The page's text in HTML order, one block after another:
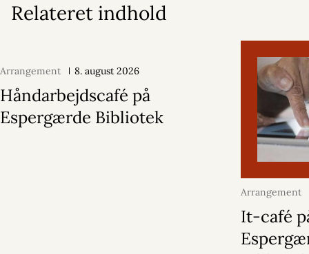
Relateret indhold
Arrangement 8. august 2026
Håndarbejdscafé på
Espergærde Bibliotek
Arrangement
2026
It-café